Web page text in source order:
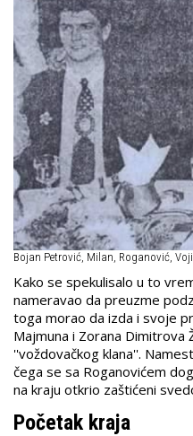
Bojan Petrović, Milan, Roganović,
Kako se spekulisalo u to
nameravao da preuzme
toga morao da izda i svoje
Majmuna i Zorana Dimitrova
''voždovačkog klana''.
čega se sa Roganovićem
na kraju otkrio zaštićeni
Početak kraja